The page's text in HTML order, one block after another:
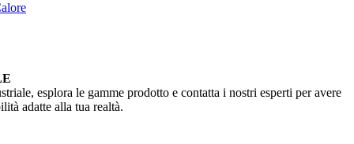
esplora le gamme prodotto e contatta i nostri esperti per avere
adatte alla tua realtà.